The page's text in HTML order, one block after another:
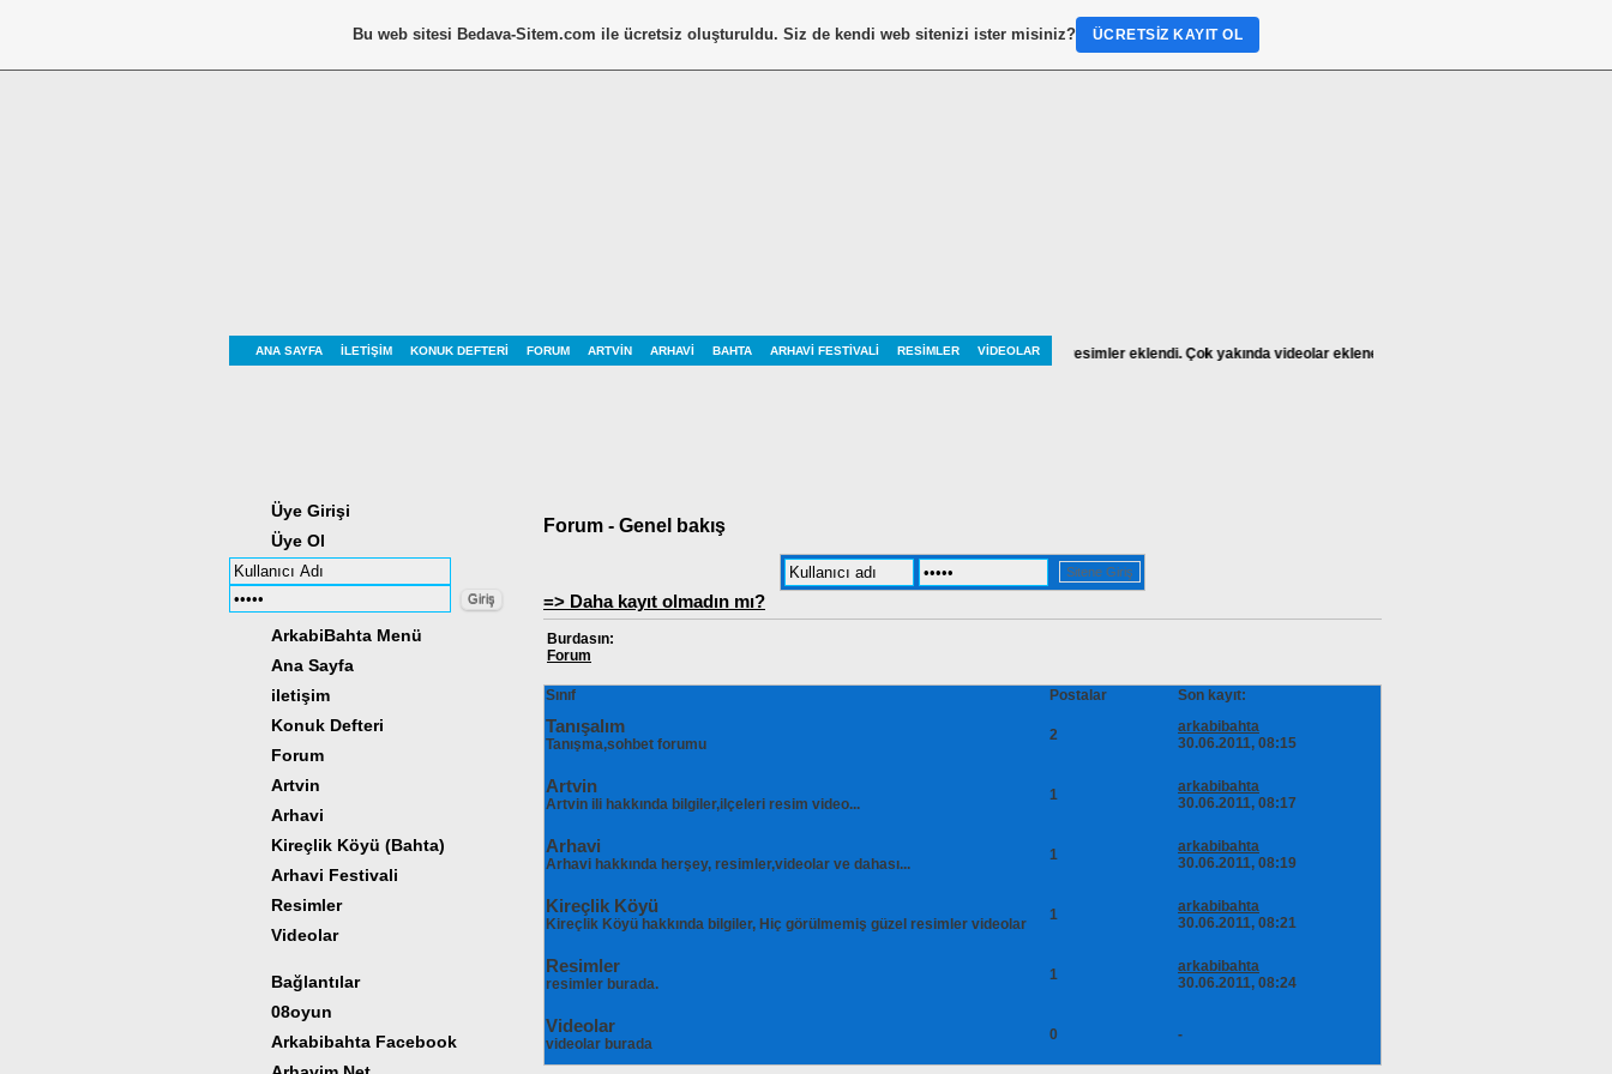
ANA SAYFA İLETIŞIM KONUK DEFTERI FORUM ARTVIN ARHAVI BAHTA ARHAVI FESTIVALI RESIMLER VIDEOLAR
Tasarımımız Değişti. Menümüz yenilendi ve aktif oldu. Galerimize yeni resimler eklendi. Çok yakında videolar eklenecektir. Yaz tatili bittikten sonra
Üye Girişi
Üye Ol
ArkabiBahta Menü
Ana Sayfa
iletişim
Konuk Defteri
Forum
Artvin
Arhavi
Kireçlik Köyü (Bahta)
Arhavi Festivali
Resimler
Videolar
Bağlantılar
08oyun
Arkabibahta Facebook
Forum - Genel bakış
=> Daha kayıt olmadın mı?
Burdasın:
Forum
Sınıf Postalar Son kayıt:
Tanışalım
Tanışma,sohbet forumu
2
arkabibahta
30.06.2011, 08:15
Artvin
Artvin ili hakkında bilgiler,ilçeleri resim video...
1
arkabibahta
30.06.2011, 08:17
Arhavi
Arhavi hakkında herşey, resimler,videolar ve dahası...
1
arkabibahta
30.06.2011, 08:19
Kireçlik Köyü
Kireçlik Köyü hakkında bilgiler, Hiç görülmemiş güzel resimler videolar
1
arkabibahta
30.06.2011, 08:21
Resimler
resimler burada.
1
arkabibahta
30.06.2011, 08:24
Videolar
videolar burada
0 -
Bu web sitesi Bedava-Sitem.com ile ücretsiz oluşturuldu. Siz de kendi web sitenizi ister misiniz? ÜCRETSIZ KAYIT OL